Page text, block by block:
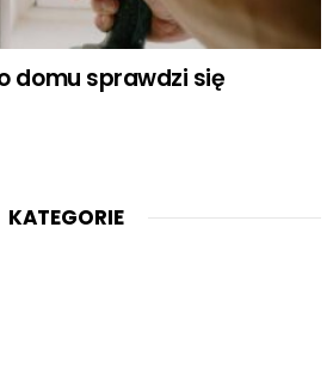
domu sprawdzi się
KATEGORIE